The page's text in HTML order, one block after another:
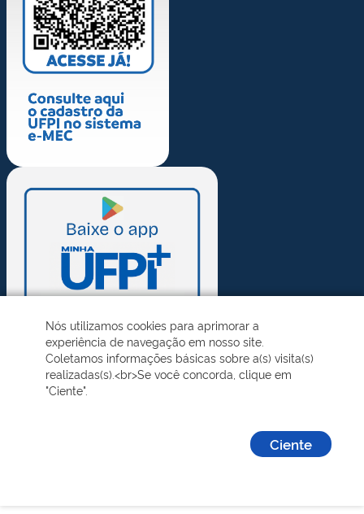
Nós utilizamos cookies para aprimorar a
experiência de navegação em nosso site.
Coletamos informações básicas sobre a(s) visita(s)
realizadas(s).<br>Se você concorda, clique em
"Ciente".
Ciente